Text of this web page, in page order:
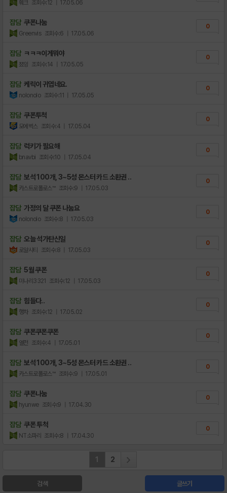
훼크 조회수:12 | 17.05.06
잡담 쿠폰나눔
Greenvis 조회수:6 | 17.05.06
0
잡담 ㅋㅋㅋ이게뭐야
쬬잉 조회수:14 | 17.05.05
0
잡담 케릭이 귀엽네요.
nolonolo 조회수:11 | 17.05.05
0
잡담 쿠폰투척
모에벅스 조회수:4 | 17.05.04
0
잡담 럭키가 필요해
bnavbi 조회수:10 | 17.05.04
0
잡담 보석 100개, 3~5성 몬스터 카드 소환권 ..
카스트로폴로스™ 조회수:9 | 17.05.03
0
잡담 가정의 달 쿠폰 나눔요
nolonolo 조회수:8 | 17.05.03
0
잡담 오늘 석가탄신일
로얄시티 조회수:8 | 17.05.03
0
잡담 5월 쿠폰
미나리3321 조회수:12 | 17.05.03
0
잡담 힘들다..
행차 조회수:12 | 17.05.02
0
잡담 쿠폰쿠폰쿠폰
열전 조회수:4 | 17.05.01
0
잡담 보석 100개, 3~5성 몬스터 카드 소환권 ..
카스트로폴로스™ 조회수:9 | 17.05.01
0
잡담 쿠폰나눔
hyunwe 조회수:9 | 17.04.30
0
잡담 쿠폰 투척
NT소파리 조회수:8 | 17.04.30
0
1 2
검색 글쓰기